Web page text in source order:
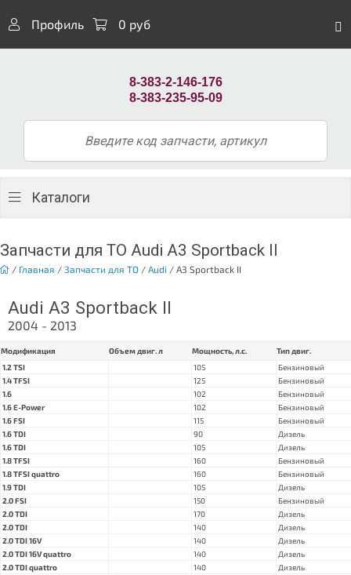
Профиль 0 руб
8-383-2-146-176
8-383-235-95-09
Каталоги
Запчасти для ТО Audi A3 Sportback II
/ Главная / Запчасти для ТО / Audi / A3 Sportback II
Audi A3 Sportback II
2004 - 2013
Модификация Объем двиг. л Мощность, л.с.
Тип двиг.
1.2 TSI
105
Бензиновый
1.4 TFSI
125
Бензиновый
1.6
102
Бензиновый
1.6 E-Power
102
Бензиновый
1.6 FSI
115
Бензиновый
1.6 TDI
90
Дизель
1.6 TDI
105
Дизель
1.8 TFSI
160
Бензиновый
1.8 TFSI quattro
160
Бензиновый
1.9 TDI
105
Дизель
2.0 FSI
150
Бензиновый
2.0 TDI
170
Дизель
2.0 TDI
140
Дизель
2.0 TDI 16V
140
Дизель
2.0 TDI 16V quattro
140
Дизель
2.0 TDI quattro
140
Дизель